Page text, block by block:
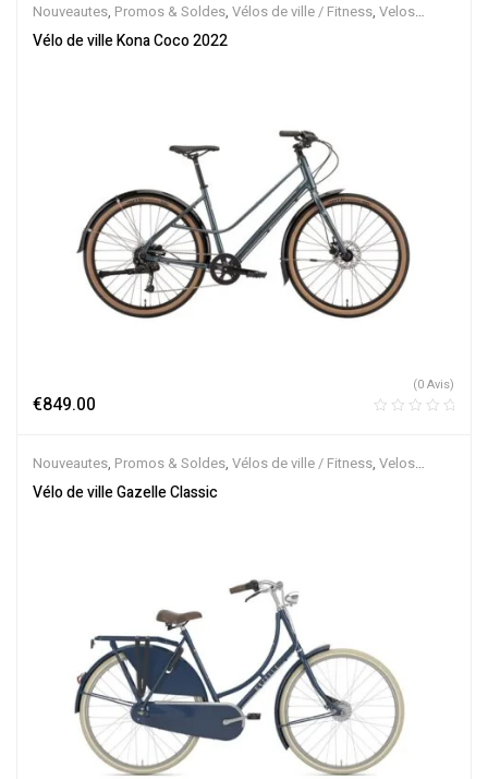
Nouveautes, Promos & Soldes, Vélos de ville / Fitness, Velos
Musculaires
Vélo de ville Kona Coco 2022
€849.00
(0 Avis)
Nouveautes, Promos & Soldes, Vélos de ville / Fitness, Velos
Musculaires
Vélo de ville Gazelle Classic